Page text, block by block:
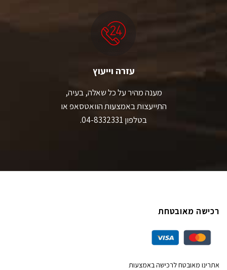
עזרה וייעוץ
מענה מהיר על כל שאלה, בעיה,
התייעצות באמצעות הוואטסאפ או
בטלפון 04-8332331.
רכישה מאובטחת
אתרינו מאובטח לרכישה באמצעות